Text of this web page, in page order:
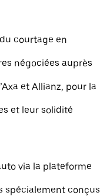
courtage en
négociées auprès
et Allianz, pour la
et leur solidité
via la plateforme
spécialement conçus